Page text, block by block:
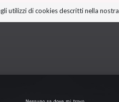
utilizzi di cookies descritti nella nostra